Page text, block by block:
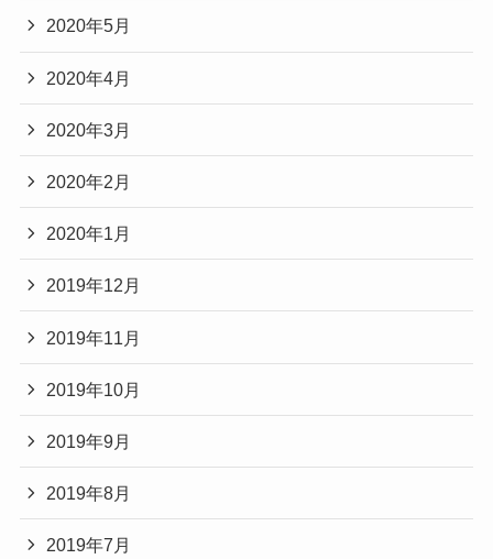
2020年5月
2020年4月
2020年3月
2020年2月
2020年1月
2019年12月
2019年11月
2019年10月
2019年9月
2019年8月
2019年7月